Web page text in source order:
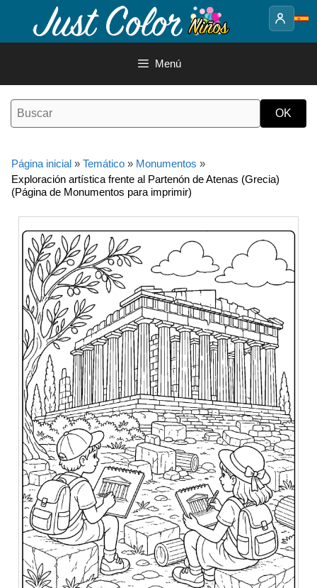
contenido
Menú
Página inicial » Temático » Monumentos »
Exploración artística frente al Partenón de Atenas (Grecia)
(Página de Monumentos para imprimir)